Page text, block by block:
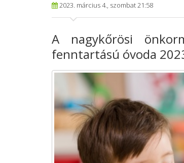
2023. március 4., szombat 21:58
A nagykőrösi
fenntartású óvoda